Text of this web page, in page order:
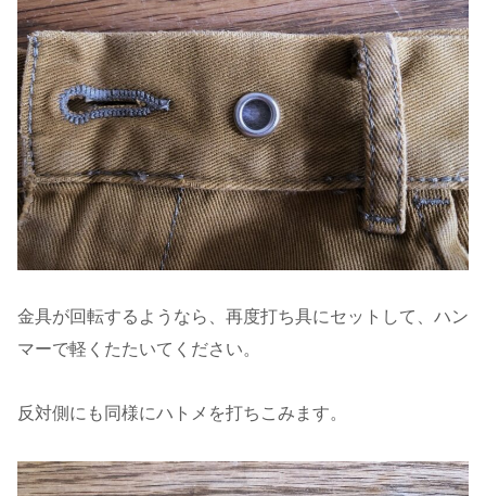
金具が回転するようなら、再度打ち具にセットして、ハン
マーで軽くたたいてください。
反対側にも同様にハトメを打ちこみます。